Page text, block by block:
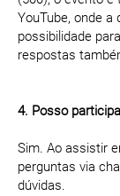
YouTube, onde a
possibilidade
respostas
4. Posso
Sim. Ao assistir
perguntas via
dúvidas.